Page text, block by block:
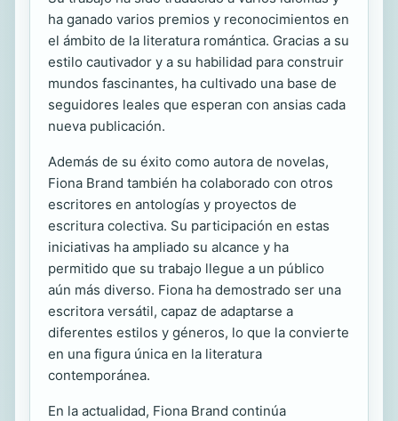
ha ganado varios premios y reconocimientos en
el ámbito de la literatura romántica. Gracias a su
estilo cautivador y a su habilidad para construir
mundos fascinantes, ha cultivado una base de
seguidores leales que esperan con ansias cada
nueva publicación.
Además de su éxito como autora de novelas,
Fiona Brand también ha colaborado con otros
escritores en antologías y proyectos de
escritura colectiva. Su participación en estas
iniciativas ha ampliado su alcance y ha
permitido que su trabajo llegue a un público
aún más diverso. Fiona ha demostrado ser una
escritora versátil, capaz de adaptarse a
diferentes estilos y géneros, lo que la convierte
en una figura única en la literatura
contemporánea.
En la actualidad, Fiona Brand continúa